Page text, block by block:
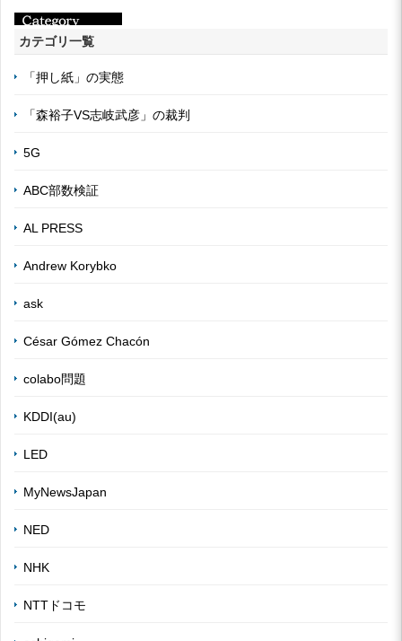
カテゴリ一覧
「押し紙」の実態
「森裕子VS志岐武彦」の裁判
5G
ABC部数検証
AL PRESS
Andrew Korybko
ask
César Gómez Chacón
colabo問題
KDDI(au)
LED
MyNewsJapan
NED
NHK
NTTドコモ